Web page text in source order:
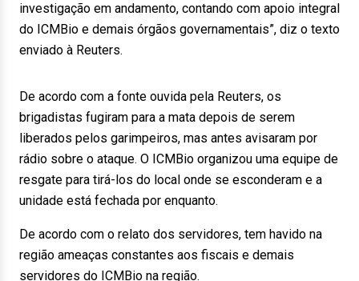
investigação em andamento, contando com apoio integral
do ICMBio e demais órgãos governamentais”, diz o texto
enviado à Reuters.
De acordo com a fonte ouvida pela Reuters, os
brigadistas fugiram para a mata depois de serem
liberados pelos garimpeiros, mas antes avisaram por
rádio sobre o ataque. O ICMBio organizou uma equipe de
resgate para tirá-los do local onde se esconderam e a
unidade está fechada por enquanto.
De acordo com o relato dos servidores, tem havido na
região ameaças constantes aos fiscais e demais
servidores do ICMBio na região.